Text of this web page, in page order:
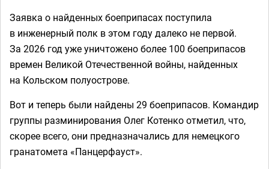
Заявка о найденных боеприпасах поступила
в инженерный полк в этом году далеко не первой.
За 2026 год уже уничтожено более 100 боеприпасов
времен Великой Отечественной войны, найденных
на Кольском полуострове.
Вот и теперь были найдены 29 боеприпасов. Командир
группы разминирования Олег Котенко отметил, что,
скорее всего, они предназначались для немецкого
гранатомета «Панцерфауст».